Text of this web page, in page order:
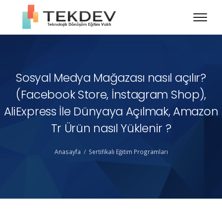
Sosyal Medya Mağazası nasıl açılır?
(Facebook Store, İnstagram Shop),
AliExpress İle Dünyaya Açılmak, Amazon
Tr Ürün nasıl Yüklenir ?
Anasayfa Sertifikalı Eğitim Programları